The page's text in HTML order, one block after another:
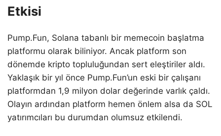
Etkisi
Pump.Fun, Solana tabanlı bir memecoin başlatma
platformu olarak biliniyor. Ancak platform son
dönemde kripto topluluğundan sert eleştiriler aldı.
Yaklaşık bir yıl önce Pump.Fun’un eski bir çalışanı
platformdan 1,9 milyon dolar değerinde varlık çaldı.
Olayın ardından platform hemen önlem alsa da SOL
yatırımcıları bu durumdan olumsuz etkilendi.